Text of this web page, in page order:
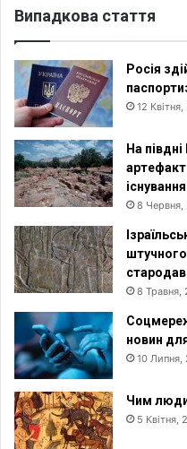
Випадкова стаття
Росія
12
На
8 Червня,
8 Травня,
новин
10 Липня,
Чим
5 Квітня,